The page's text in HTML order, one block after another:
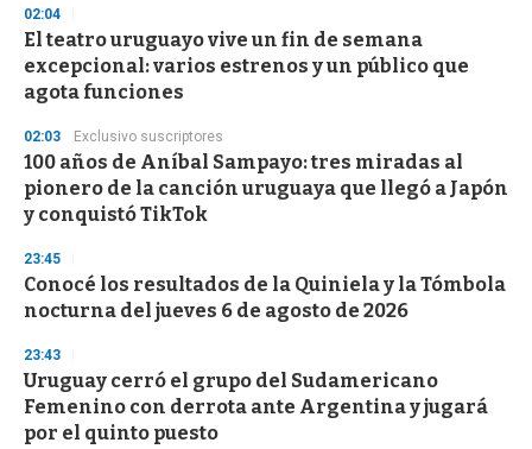
d
s
o
f
3
s
e
c
o
n
d
02:04
El teatro uruguayo vive un fin de semana
excepcional: varios estrenos y un público que
agota funciones
02:03 Exclusivo suscriptores
100 años de Aníbal Sampayo: tres miradas al
pionero de la canción uruguaya que llegó a Japón
y conquistó TikTok
23:45
Conocé los resultados de la Quiniela y la Tómbola
nocturna del jueves 6 de agosto de 2026
23:43
Uruguay cerró el grupo del Sudamericano
Femenino con derrota ante Argentina y jugará
por el quinto puesto